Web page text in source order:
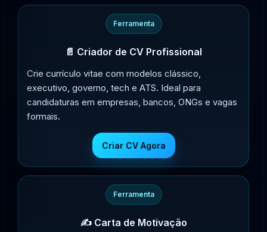
Ferramenta
📄 Criador de CV Profissional
Crie currículo vitae com modelos clássico,
executivo, governo, tech e ATS. Ideal para
candidaturas em empresas, bancos, ONGs e vagas
formais.
Criar CV Agora
Ferramenta
✍️ Carta de Motivação